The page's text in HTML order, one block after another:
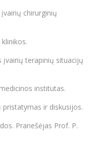
chirurginių
įvairių terapinių situacijų
institutas.
ir diskusijos.
Pranešėjas Prof. P.